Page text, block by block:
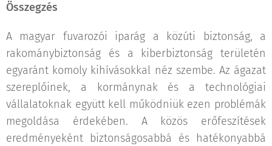
Összegzés
A magyar fuvarozói iparág a közúti biztonság, a
rakománybiztonság és a kiberbiztonság területén
egyaránt komoly kihívásokkal néz szembe. Az ágazat
szereplőinek, a kormánynak és a technológiai
vállalatoknak együtt kell működniük ezen problémák
megoldása érdekében. A közös erőfeszítések
eredményeként biztonságosabbá és hatékonyabbá